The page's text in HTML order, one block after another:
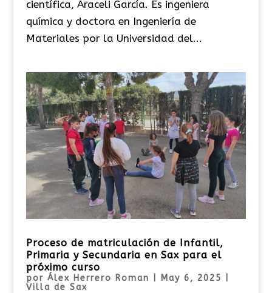
científica, Araceli García. Es ingeniera
química y doctora en Ingeniería de
Materiales por la Universidad del...
Proceso de matriculación de Infantil,
Primaria y Secundaria en Sax para el
próximo curso
por Álex Herrero Roman May 6, 2025
Villa de Sax